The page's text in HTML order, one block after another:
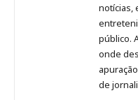
notícias,
público.
onde
de